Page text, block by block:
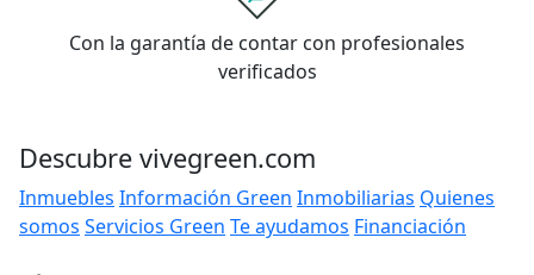
Con la garantía de contar con profesionales
verificados
Descubre vivegreen.com
Inmuebles Información Green Inmobiliarias Quienes
somos Servicios Green Te ayudamos Financiación